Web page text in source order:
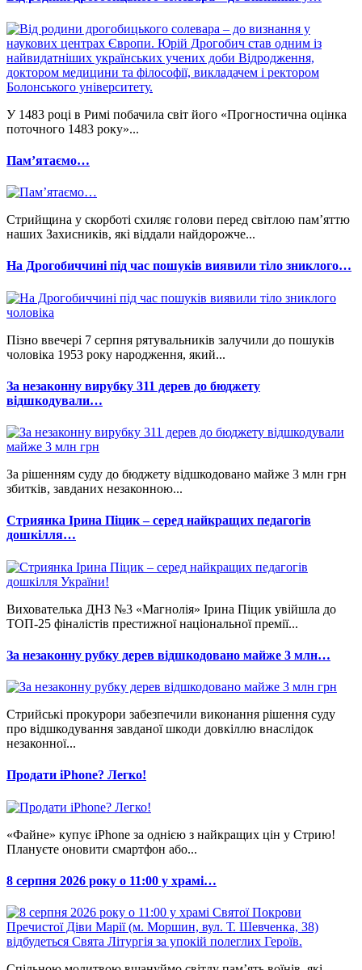
У 1483 році в Римі побачила світ його «Прогностична оцінка
поточного 1483 року»...
Памʼятаємо…
Стрийщина у скорботі схиляє голови перед світлою пам’яттю
наших Захисників, які віддали найдорожче...
На Дрогобиччині під час пошуків виявили тіло зниклого…
Пізно ввечері 7 серпня рятувальників залучили до пошуків
чоловіка 1953 року народження, який...
За незаконну вирубку 311 дерев до бюджету
відшкодували…
За рішенням суду до бюджету відшкодовано майже 3 млн грн
збитків, завданих незаконною...
Стриянка Ірина Піцик – серед найкращих педагогів
дошкілля…
Вихователька ДНЗ №3 «Магнолія» Ірина Піцик увійшла до
ТОП-25 фіналістів престижної національної премії...
За незаконну рубку дерев відшкодовано майже 3 млн…
Стрийські прокурори забезпечили виконання рішення суду
про відшкодування завданої шкоди довкіллю внаслідок
незаконної...
Продати iPhone? Легко!
«Файне» купує iPhone за однією з найкращих цін у Стрию!
Плануєте оновити смартфон або...
8 серпня 2026 року о 11:00 у храмі…